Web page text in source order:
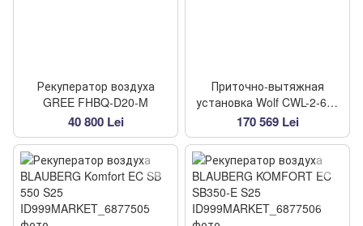
Рекуператор воздуха
GREE FHBQ-D20-M
40 800 Lei
Приточно-вытяжная
установка Wolf CWL-2-600
4/0L
170 569 Lei